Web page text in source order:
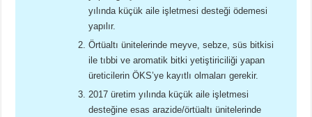
yılında küçük aile işletmesi desteği ödemesi
yapılır.
Örtüaltı ünitelerinde meyve, sebze, süs bitkisi
ile tıbbi ve aromatik bitki yetiştiriciliği yapan
üreticilerin ÖKS’ye kayıtlı olmaları gerekir.
2017 üretim yılında küçük aile işletmesi
desteğine esas arazide/örtüaltı ünitelerinde